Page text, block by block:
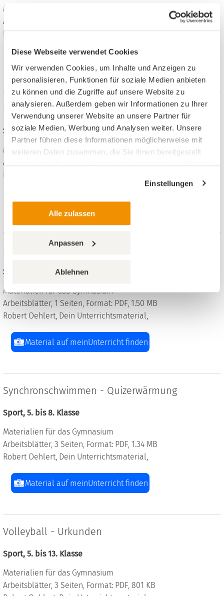
Diese Webseite verwendet Cookies
Wir verwenden Cookies, um Inhalte und Anzeigen zu
personalisieren, Funktionen für soziale Medien anbieten
zu können und die Zugriffe auf unsere Website zu
analysieren. Außerdem geben wir Informationen zu Ihrer
Verwendung unserer Website an unsere Partner für
soziale Medien, Werbung und Analysen weiter. Unsere
Partner führen diese Informationen möglicherweise mit
weiteren Daten zusammen, die Sie ihnen bereitgestellt
haben oder die sie im Rahmen Ihrer Nutzung der Dienste
Einstellungen
Alle zulassen
Anpassen
Ablehnen
Materialien für das Gymnasium
Arbeitsblätter, 2 Seiten, Format: PDF, 957 KB
Robert Oehlert, Dein Unterrichtsmaterial,
Eishockey - Geschichte Sachtext und Aufgaben
Sport, 5. bis 8. Klasse
Materialien für das Gymnasium
Arbeitsblätter, 5 Seiten, Format: PDF, 909 KB
Robert Oehlert, Dein Unterrichtsmaterial,
Material auf meinUnterricht finden
Basketball - Standwurf Technikbeschreibung
Sport, 5. bis 13. Klasse
Materialien für das Gymnasium
Arbeitsblätter, 1 Seiten, Format: PDF, 1.50 MB
Robert Oehlert, Dein Unterrichtsmaterial,
Material auf meinUnterricht finden
Synchronschwimmen - Quizerwärmung
Sport, 5. bis 8. Klasse
Materialien für das Gymnasium
Arbeitsblätter, 3 Seiten, Format: PDF, 1.34 MB
Robert Oehlert, Dein Unterrichtsmaterial,
Material auf meinUnterricht finden
Volleyball - Urkunden
Sport, 5. bis 13. Klasse
Materialien für das Gymnasium
Arbeitsblätter, 3 Seiten, Format: PDF, 801 KB